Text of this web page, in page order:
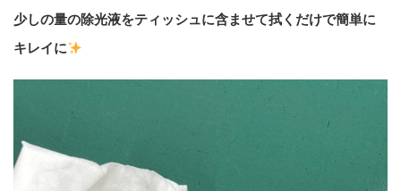
少しの量の除光液をティッシュに含ませて拭くだけで簡単に
キレイに